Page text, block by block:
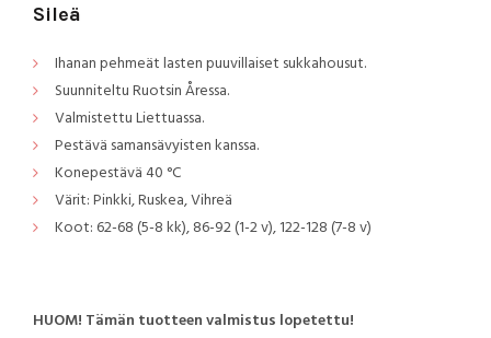
Sileä
Ihanan pehmeät lasten puuvillaiset sukkahousut.
Suunniteltu Ruotsin Åressa.
Valmistettu Liettuassa.
Pestävä samansävyisten kanssa.
Konepestävä 40 °C
Värit: Pinkki, Ruskea, Vihreä
Koot: 62-68 (5-8 kk), 86-92 (1-2 v), 122-128 (7-8 v)
HUOM! Tämän tuotteen valmistus lopetettu!